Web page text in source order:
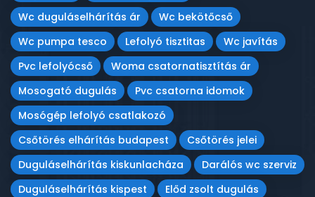
Wc duguláselhárítás ár
Wc bekötőcső
Wc pumpa tesco
Lefolyó tisztitas
Wc javítás
Pvc lefolyócső
Woma csatornatisztítás ár
Mosogató dugulás
Pvc csatorna idomok
Mosógép lefolyó csatlakozó
Csőtörés elhárítás budapest
Csőtörés jelei
Duguláselhárítás kiskunlacháza
Darálós wc szerviz
Duguláselhárítás kispest
Előd zsolt dugulás